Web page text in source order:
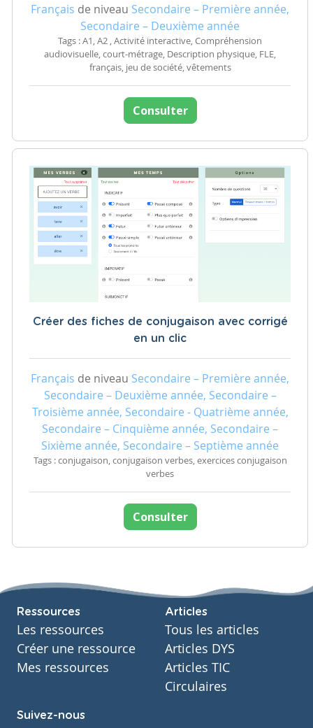
Français de niveau Secondaire – Première année,
Secondaire – Deuxième année
Tags : A1, A2 , Activité interactive, Compréhension
audiovisuelle, court-métrage, Description physique, FLE,
français, jeu de société, vêtements
Consulter
Créer des fiches de conjugaison avec corrigé
en un clic
Français de niveau Secondaire – Première année,
Secondaire – Deuxième année, Secondaire –
Troisième année, Secondaire - Quatrième année,
Secondaire – Cinquième année, Secondaire –
Sixième année, Secondaire – Septième année
Tags : conjugaison, conjugaison verbes, exercices conjugaison
verbes
Consulter
Ressources
Les ressources
Créer une ressource
Mes ressources
Articles
Tous les articles
Articles DYS
Articles TIC
Circulaires
Suivez-nous